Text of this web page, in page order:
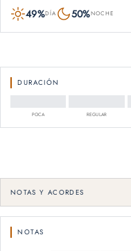
49%DÍA 50%NOCHE
DURACIÓN
POCA REGULAR
NOTAS Y ACORDES
NOTAS